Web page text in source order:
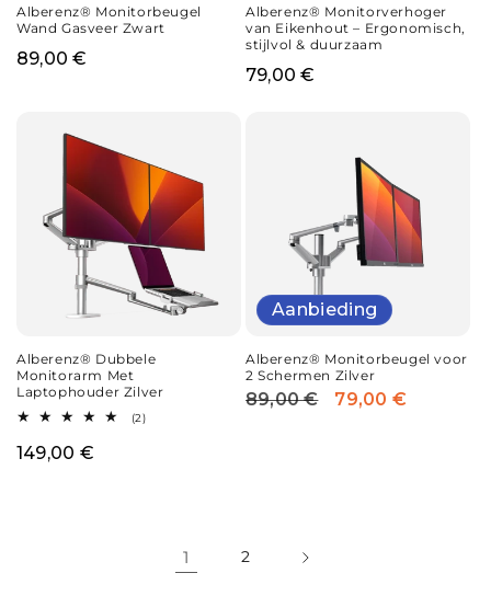
Alberenz® Monitorbeugel
Wand Gasveer Zwart
Normale
89,00 €
Alberenz® Monitorverhoger
van Eikenhout – Ergonomisch,
stijlvol & duurzaam
Normale
79,00 €
Alberenz® Dubbele
Monitorarm Met
Laptophouder Zilver
(2)2
Normale
149,00 €
Aanbieding
Alberenz® Monitorbeugel voor
2 Schermen Zilver
Normale
89,00 € Aanbiedingsprijs
79,00 €
1 2